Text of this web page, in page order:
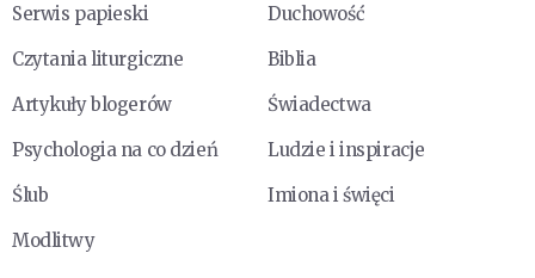
Serwis papieski
Duchowość
Czytania liturgiczne
Biblia
Artykuły blogerów
Świadectwa
Psychologia na co dzień
Ludzie i inspiracje
Ślub
Imiona i święci
Modlitwy